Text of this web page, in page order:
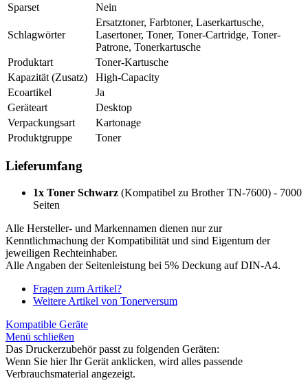
Sparset
Nein
Schlagwörter
Ersatztoner, Farbtoner, Laserkartusche,
Lasertoner, Toner, Toner-Cartridge, Toner-
Patrone, Tonerkartusche
Produktart
Toner-Kartusche
Kapazität (Zusatz)
High-Capacity
Ecoartikel
Ja
Geräteart
Desktop
Verpackungsart
Kartonage
Produktgruppe
Toner
Lieferumfang
1x Toner Schwarz (Kompatibel zu Brother TN-7600) - 7000
Seiten
Alle Hersteller- und Markennamen dienen nur zur
Kenntlichmachung der Kompatibilität und sind Eigentum der
jeweiligen Rechteinhaber.
Alle Angaben der Seitenleistung bei 5% Deckung auf DIN-A4.
Fragen zum Artikel?
Weitere Artikel von Tonerversum
Kompatible Geräte
Menü schließen
Das Druckerzubehör passt zu folgenden Geräten:
Wenn Sie hier Ihr Gerät anklicken, wird alles passende
Verbrauchsmaterial angezeigt.